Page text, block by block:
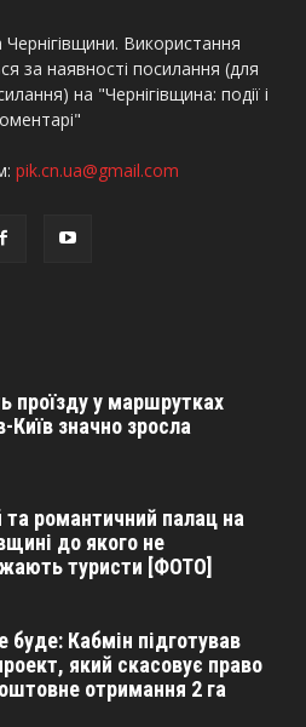
Використання
за наявності посилання (для
на "Чернігівщина: події і
pik.cn.ua@gmail.com
проїзду у маршрутках
Київ значно зросла
романтичний палац на
до якого не
туристи [ФОТО]
буде: Кабмін підготував
який скасовує право
отримання 2 га